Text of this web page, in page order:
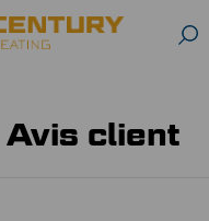
Avis client